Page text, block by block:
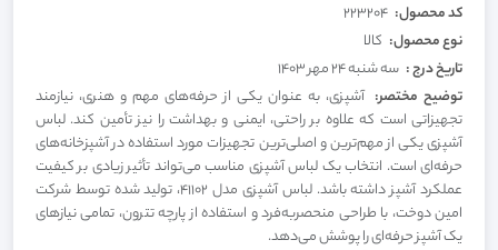
کد محصول: 223204
نوع محصول: کالا
تاریخ درج : سه شنبه 24 مهر 1403
توضیح مختصر: آشپزی، به عنوان یکی از حرفه‌های مهم و هنری، نیازمند
تجهیزاتی است که علاوه بر راحتی، ایمنی و بهداشت را نیز تأمین کند. لباس
آشپزی یکی از مهم‌ترین و اصلی‌ترین تجهیزات مورد استفاده در آشپزخانه‌های
حرفه‌ای است. انتخاب یک لباس آشپزی مناسب می‌تواند تأثیر زیادی بر کیفیت
عملکرد آشپز داشته باشد. لباس آشپزی مدل 41102، تولید شده توسط شرکت
امین دوخت، با طراحی منحصربه‌فرد و استفاده از پارچه تترون، تمامی نیازهای
یک آشپز حرفه‌ای را پوشش می‌دهد.